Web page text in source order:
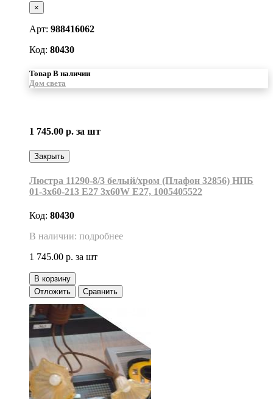
×
Арт: 988416062
Код: 80430
Товар В наличии
Дом света
1 745.00 р. за шт
Закрыть
Люстра 11290-8/3 белый/хром (Плафон 32856) НПБ
01-3х60-213 Е27 3x60W Е27, 1005405522
Код: 80430
В наличии: подробнее
1 745.00 р. за шт
В корзину
Отложить
Сравнить